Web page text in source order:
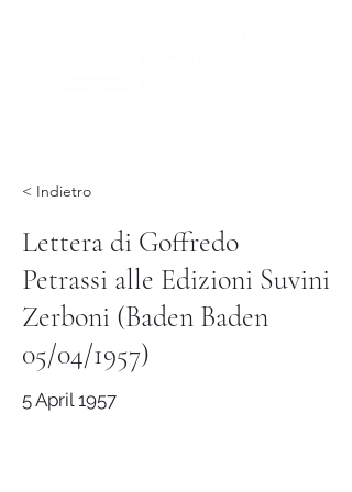
< Indietro
Lettera di Goffredo
Petrassi alle Edizioni Suvini
Zerboni (Baden Baden
05/04/1957)
5 April 1957